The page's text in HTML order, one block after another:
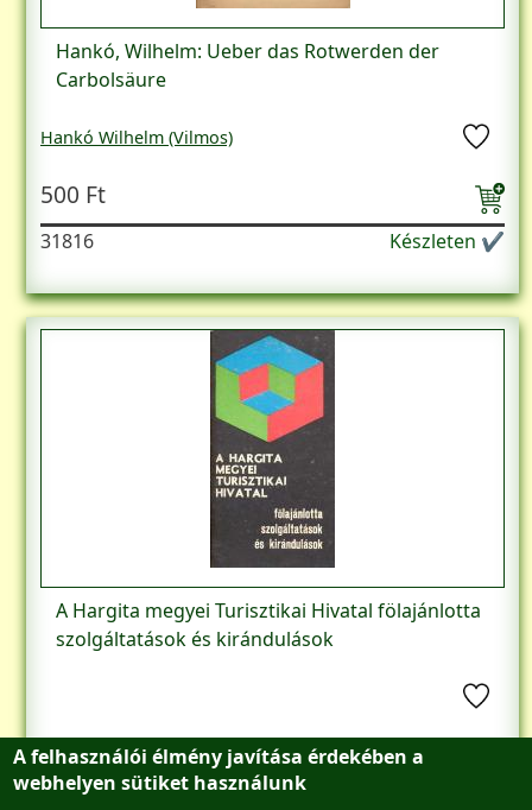
Hankó, Wilhelm: Ueber das Rotwerden der
Carbolsäure
Hankó Wilhelm (Vilmos)
500 Ft
31816 Készleten ✔
A Hargita megyei Turisztikai Hivatal fölajánlotta
szolgáltatások és kirándulások
1.000 Ft
28603
A felhasználói élmény javítása érdekében a
webhelyen sütiket használunk